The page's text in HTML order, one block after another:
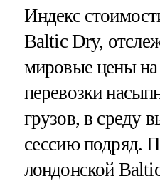
Индекс
Baltic Dry,
мировые цены
перевозки
грузов, в среду
сессию подряд.
лондонской